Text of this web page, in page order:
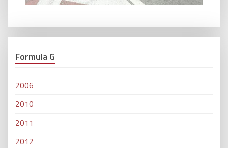
Formula G
2006
2010
2011
2012